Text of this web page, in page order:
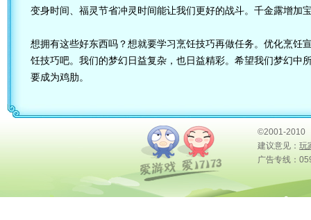
变身时间、福灵节省冲灵时间能让我们更好的战斗。千金露增加
想拥有这些好东西吗？想就要学习烹饪技巧再做任务。优化烹饪
饪技巧吧。我们的梦幻日益复杂，也日益精彩。希望我们梦幻中
要成为鸡肋。
©2001-2010
建议意见： 玩
广告专线：